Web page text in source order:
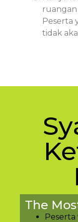
Peserta
tidak
The